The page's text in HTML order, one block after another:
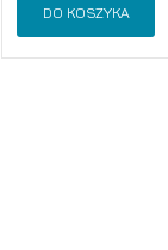
DO KOSZYKA